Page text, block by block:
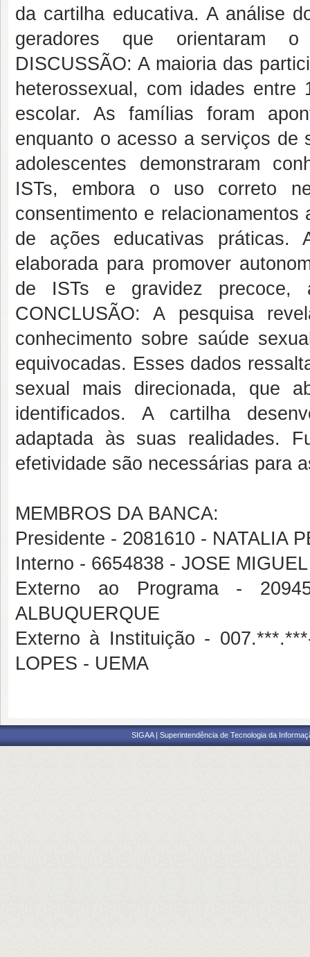
da cartilha educativa. A análise
geradores que orientaram o
DISCUSSÃO: A maioria das
heterossexual, com idades
escolar. As famílias foram
enquanto o acesso a serviços de
adolescentes demonstraram
ISTs, embora o uso correto
consentimento e
de ações educativas práticas.
elaborada para promover
de ISTs e gravidez precoce,
CONCLUSÃO: A pesquisa
conhecimento sobre saúde
equivocadas. Esses dados
sexual mais direcionada, que
identificados. A cartilha
adaptada às suas realidades.
efetividade são necessárias para
MEMBROS DA BANCA:
Presidente - 2081610 - NATALIA
Interno - 6654838 - JOSE
Externo ao Programa -
ALBUQUERQUE
Externo à Instituição -
LOPES - UEMA
SIGAA | Superintendência de Tecnologia da